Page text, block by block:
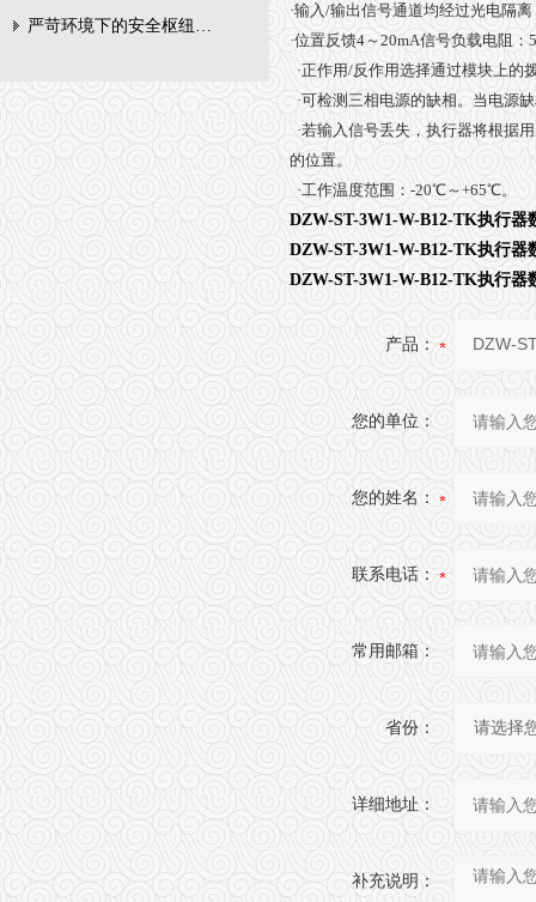
严苛环境下的安全枢纽：矿用隔爆型电动闸阀的技术剖析
·输入/输出信号通道均经过光电隔
·位置反馈4～20mA信号负载电阻：
·正作用/反作用选择通过模块上的
·可检测三相电源的缺相。当电源
·若输入信号丢失，执行器将根据
的位置。
·工作温度范围： -20℃～ +65℃。
DZW-ST-3W1-W-B12-TK执行器
DZW-ST-3W1-W-B12-TK执行器
DZW-ST-3W1-W-B12-TK执行器
产品：
您的单位：
您的姓名：
联系电话：
常用邮箱：
省份：
详细地址：
补充说明：